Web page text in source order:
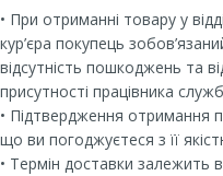
• При отриманні товару у
кур’єра покупець
відсутність пошкоджень та
присутності працівника
• Підтвердження отримання
що ви погоджуєтеся з її
• Термін доставки залежить